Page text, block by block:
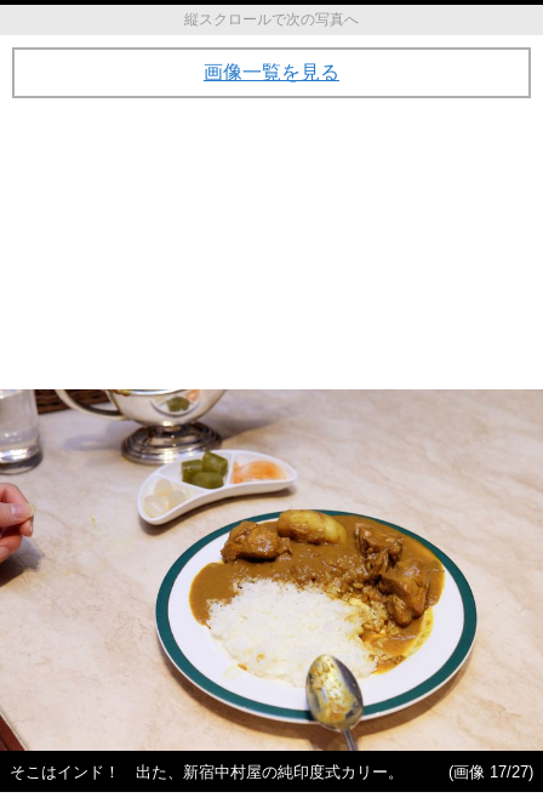
縦スクロールで次の写真へ
画像一覧を見る
そこはインド！ 出た、新宿中村屋の純印度式カリー。 (画像 17/27)